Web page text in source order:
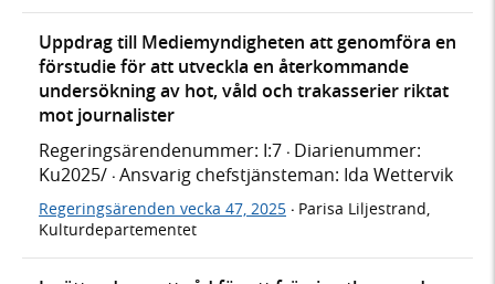
Uppdrag till Mediemyndigheten att genomföra en
förstudie för att utveckla en återkommande
undersökning av hot, våld och trakasserier riktat
mot journalister
Regeringsärendenummer: I:7 · Diarienummer:
Ku2025/ · Ansvarig chefstjänsteman: Ida Wettervik
Regeringsärenden vecka 47, 2025 · Parisa Liljestrand,
Kulturdepartementet